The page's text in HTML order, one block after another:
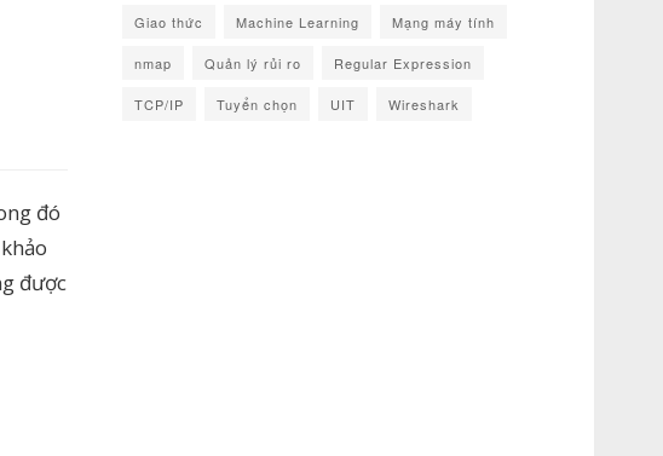
đó
được
Giao thức Machine Learning Mạng máy tính
nmap Quản lý rủi ro Regular Expression
TCP/IP Tuyển chọn UIT Wireshark